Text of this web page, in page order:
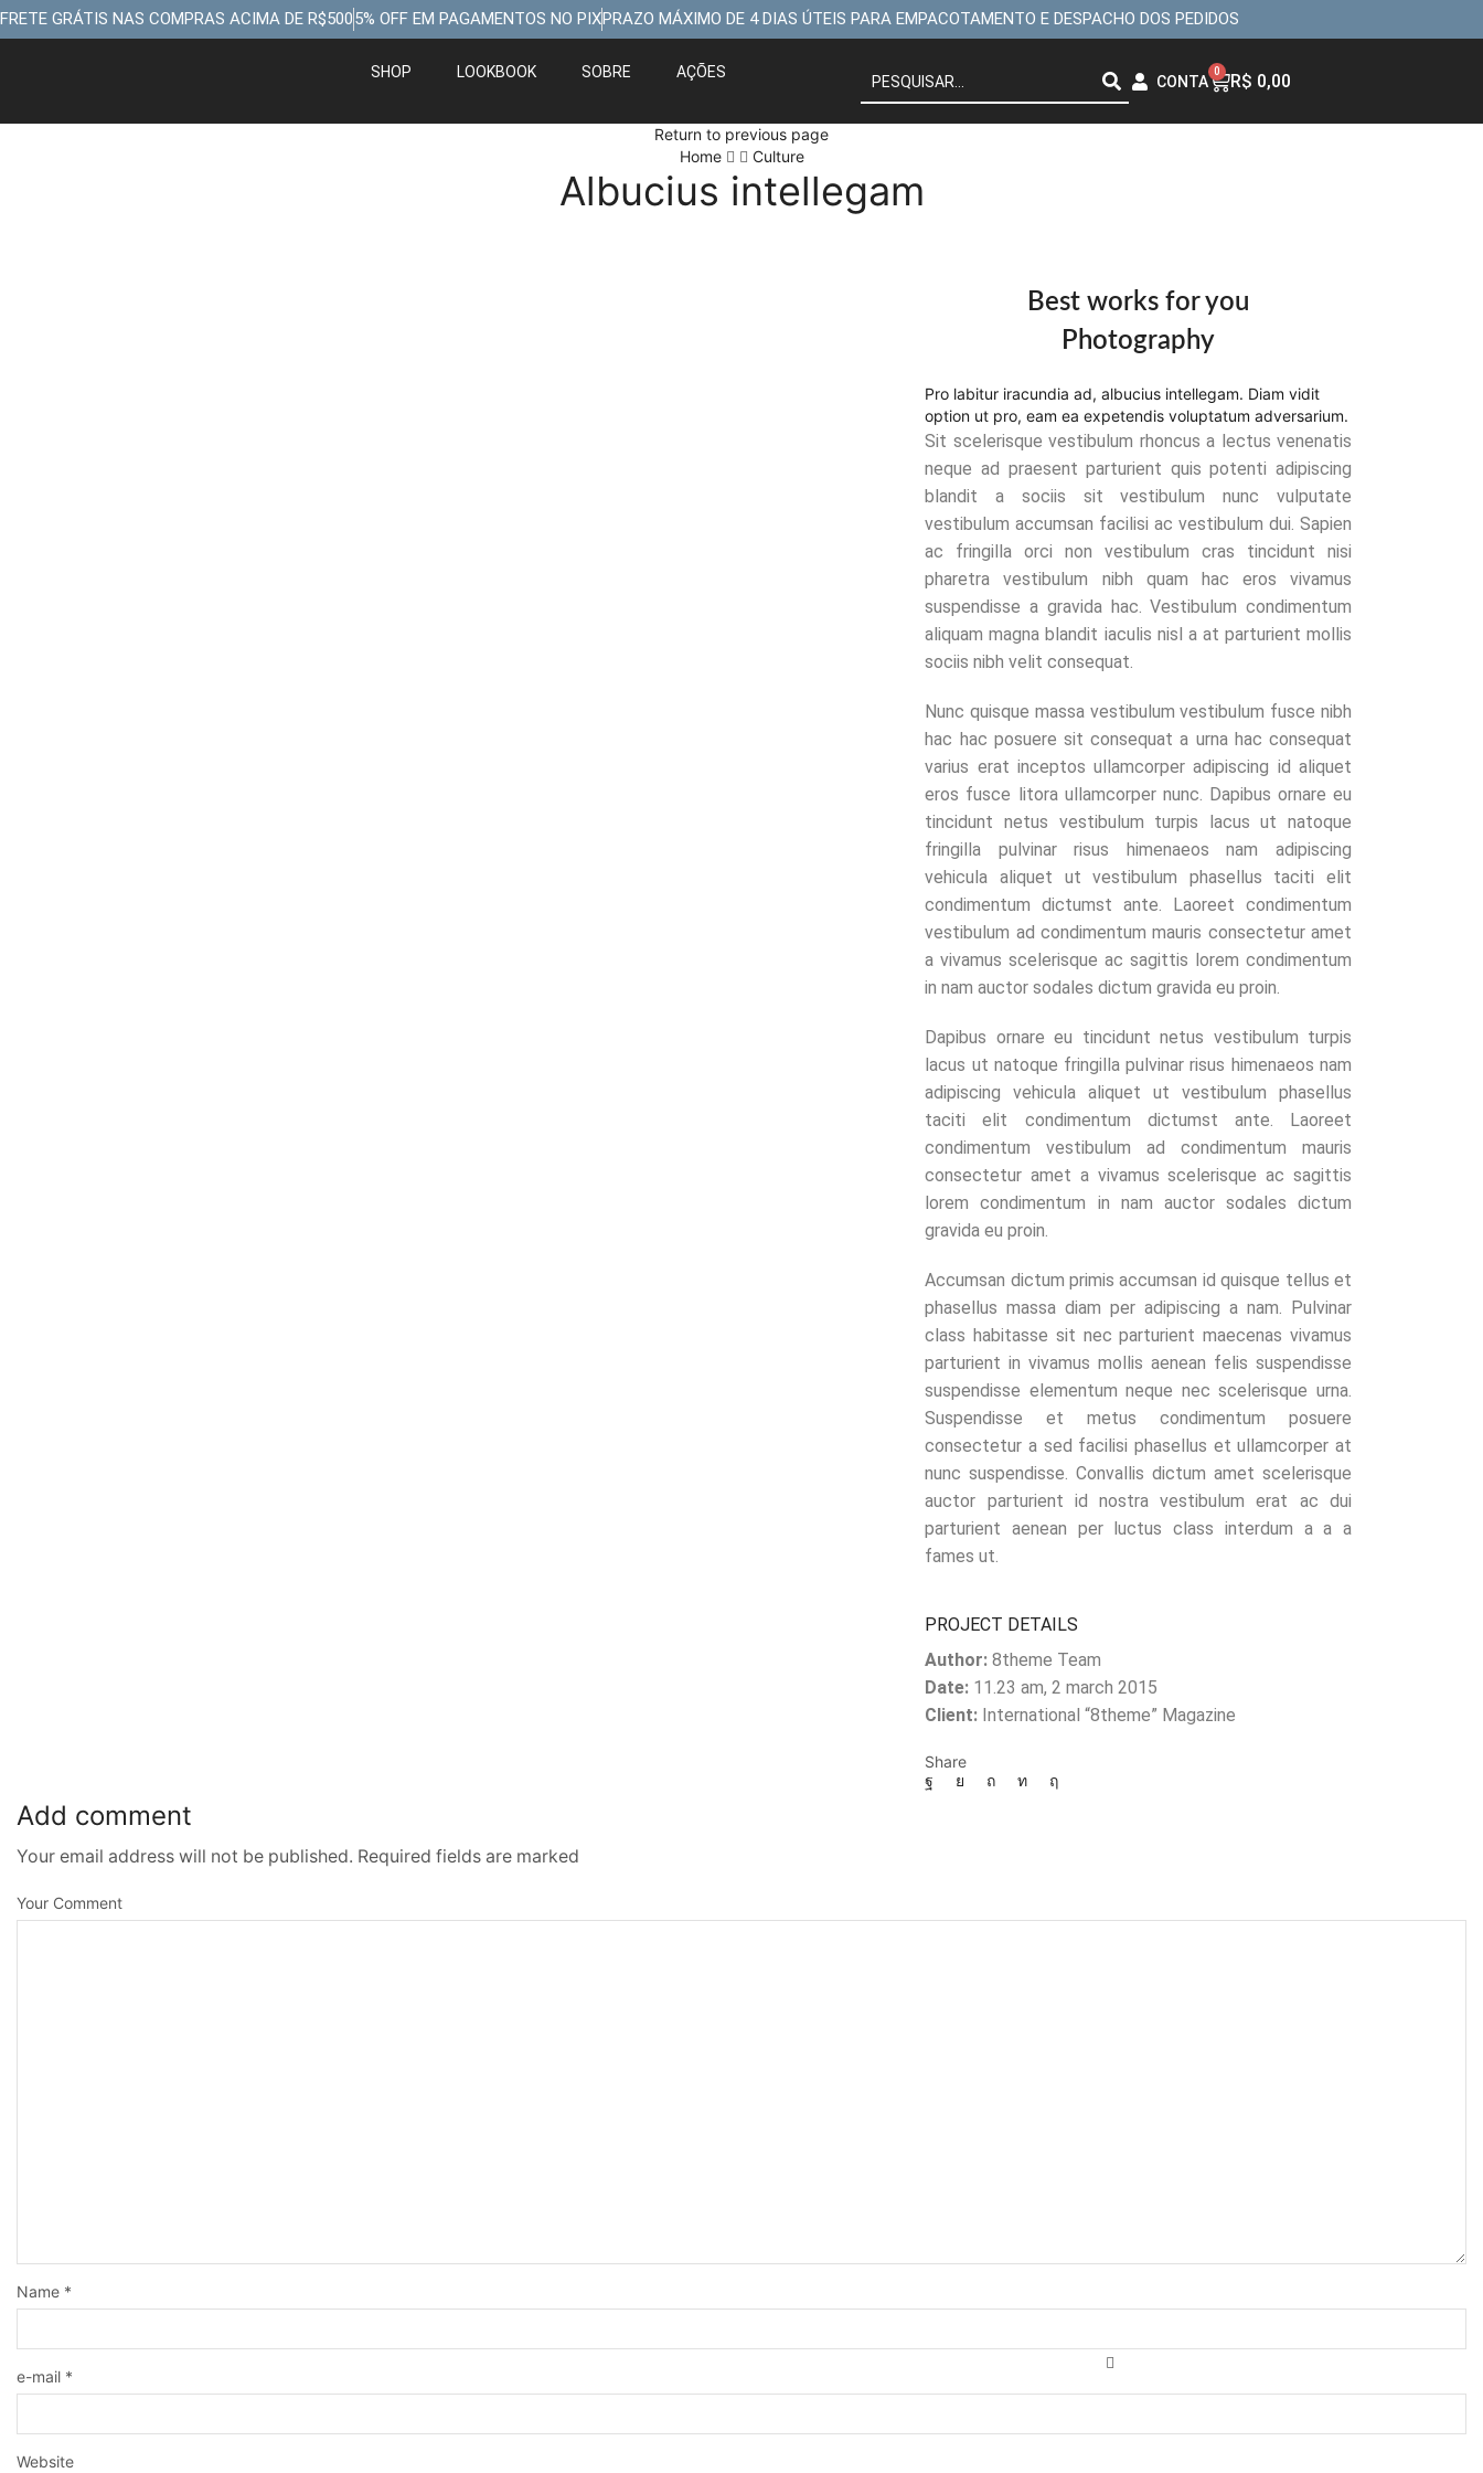
FRETE GRÁTIS NAS COMPRAS ACIMA DE R$5005% OFF EM PAGAMENTOS NO PIXPRAZO MÁXIMO DE 4 DIAS ÚTEIS PARA EMPACOTAMENTO E DESPACHO DOS PEDIDOS
SHOP LOOKBOOK SOBRE AÇÕES
CONTA R$ 0,00
0
Return to previous page
Home
Culture
Albucius intellegam
Best works for you
Photography
Pro labitur iracundia ad, albucius intellegam. Diam vidit
option ut pro, eam ea expetendis voluptatum adversarium.
Sit scelerisque vestibulum rhoncus a lectus venenatis
neque ad praesent parturient quis potenti adipiscing
blandit a sociis sit vestibulum nunc vulputate
vestibulum accumsan facilisi ac vestibulum dui. Sapien
ac fringilla orci non vestibulum cras tincidunt nisi
pharetra vestibulum nibh quam hac eros vivamus
suspendisse a gravida hac. Vestibulum condimentum
aliquam magna blandit iaculis nisl a at parturient mollis
sociis nibh velit consequat.
Nunc quisque massa vestibulum vestibulum fusce nibh
hac hac posuere sit consequat a urna hac consequat
varius erat inceptos ullamcorper adipiscing id aliquet
eros fusce litora ullamcorper nunc. Dapibus ornare eu
tincidunt netus vestibulum turpis lacus ut natoque
fringilla pulvinar risus himenaeos nam adipiscing
vehicula aliquet ut vestibulum phasellus taciti elit
condimentum dictumst ante. Laoreet condimentum
vestibulum ad condimentum mauris consectetur amet
a vivamus scelerisque ac sagittis lorem condimentum
in nam auctor sodales dictum gravida eu proin.
Dapibus ornare eu tincidunt netus vestibulum turpis
lacus ut natoque fringilla pulvinar risus himenaeos nam
adipiscing vehicula aliquet ut vestibulum phasellus
taciti elit condimentum dictumst ante. Laoreet
condimentum vestibulum ad condimentum mauris
consectetur amet a vivamus scelerisque ac sagittis
lorem condimentum in nam auctor sodales dictum
gravida eu proin.
Accumsan dictum primis accumsan id quisque tellus et
phasellus massa diam per adipiscing a nam. Pulvinar
class habitasse sit nec parturient maecenas vivamus
parturient in vivamus mollis aenean felis suspendisse
suspendisse elementum neque nec scelerisque urna.
Suspendisse et metus condimentum posuere
consectetur a sed facilisi phasellus et ullamcorper at
nunc suspendisse. Convallis dictum amet scelerisque
auctor parturient id nostra vestibulum erat ac dui
parturient aenean per luctus class interdum a a a
fames ut.
PROJECT DETAILS
Author: 8theme Team
Date: 11.23 am, 2 march 2015
Client: International “8theme” Magazine
Share
Add comment
Your email address will not be published. Required fields are marked
Your Comment
Name *
e-mail *
Website